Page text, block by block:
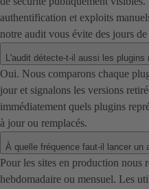
authentification et exploits
notre audit vous évite des jours
L'audit détecte-t-il aussi les plugins
Oui. Nous comparons chaque
jour et signalons les versions
immédiatement quels plugins
à jour ou remplacés.
À quelle fréquence faut-il lancer un
Pour les sites en production nous
hebdomadaire ou mensuel. Les